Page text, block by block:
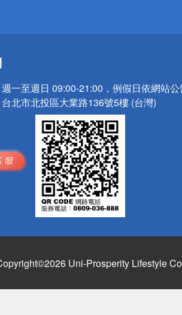
週一至週日 09:00-21:00，例假日依網站
台北市北投區大業路136號5樓 (台灣)
Uni-Prosperity Lifestyle